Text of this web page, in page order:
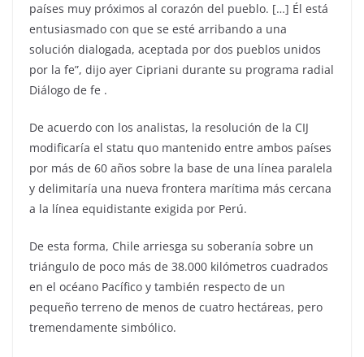
países muy próximos al corazón del pueblo. […] Él está
entusiasmado con que se esté arribando a una
solución dialogada, aceptada por dos pueblos unidos
por la fe”, dijo ayer Cipriani durante su programa radial
Diálogo de fe .
De acuerdo con los analistas, la resolución de la CIJ
modificaría el statu quo mantenido entre ambos países
por más de 60 años sobre la base de una línea paralela
y delimitaría una nueva frontera marítima más cercana
a la línea equidistante exigida por Perú.
De esta forma, Chile arriesga su soberanía sobre un
triángulo de poco más de 38.000 kilómetros cuadrados
en el océano Pacífico y también respecto de un
pequeño terreno de menos de cuatro hectáreas, pero
tremendamente simbólico.